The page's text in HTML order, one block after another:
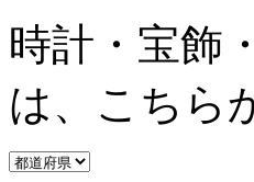
時計・宝飾
は、こちら